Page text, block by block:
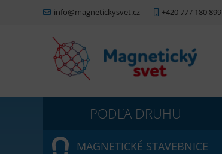
info@magnetickysvet.cz +420 777 180 899
MAGNETICKÉ STAVEBNICE